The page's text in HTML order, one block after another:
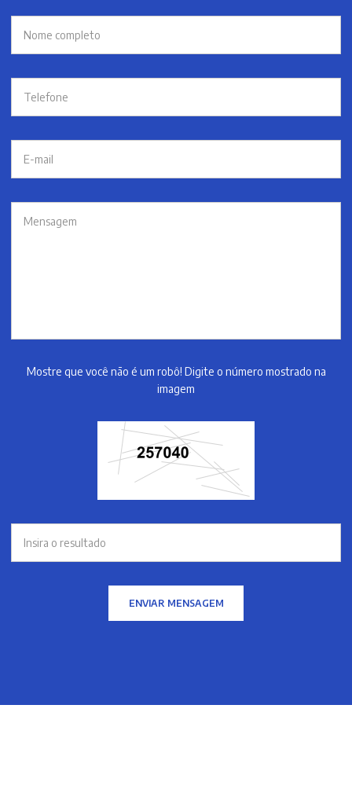
Mostre que você não é um robô! Digite o número mostrado na
imagem
ENVIAR MENSAGEM